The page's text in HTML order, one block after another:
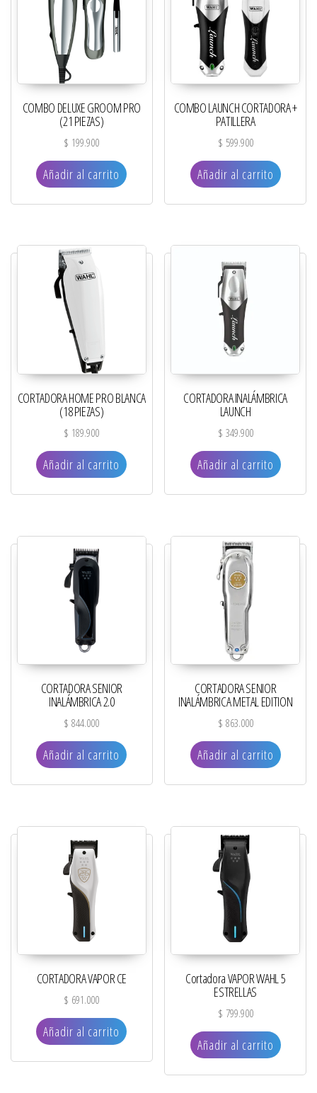
COMBO DELUXE GROOM PRO
(21 PIEZAS)
$ 199.900
Añadir al carrito
COMBO LAUNCH CORTADORA +
PATILLERA
$ 599.900
Añadir al carrito
CORTADORA HOME PRO BLANCA
(18 PIEZAS)
$ 189.900
Añadir al carrito
CORTADORA INALÁMBRICA
LAUNCH
$ 349.900
Añadir al carrito
CORTADORA SENIOR
INALÁMBRICA 2.0
$ 844.000
Añadir al carrito
CORTADORA SENIOR
INALÁMBRICA METAL EDITION
$ 863.000
Añadir al carrito
CORTADORA VAPOR CE
$ 691.000
Añadir al carrito
Cortadora VAPOR WAHL 5
ESTRELLAS
$ 799.900
Añadir al carrito